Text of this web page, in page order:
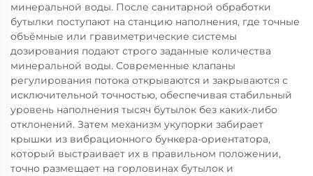
минеральной воды. После санитарной обработки
бутылки поступают на станцию наполнения, где точные
объёмные или гравиметрические системы
дозирования подают строго заданные количества
минеральной воды. Современные клапаны
регулирования потока открываются и закрываются с
исключительной точностью, обеспечивая стабильный
уровень наполнения тысяч бутылок без каких-либо
отклонений. Затем механизм укупорки забирает
крышки из вибрационного бункера-ориентатора,
который выстраивает их в правильном положении,
точно размещает на горловинах бутылок и